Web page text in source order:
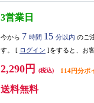
3営業日
今から 7 時間 15 分以内 のご
す。 [ ログイン ]をすると、お
2,290円 (税込) 114円分ポ
送料無料